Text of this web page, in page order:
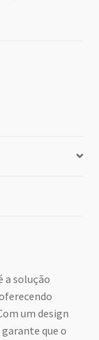
a solução
um design
que o